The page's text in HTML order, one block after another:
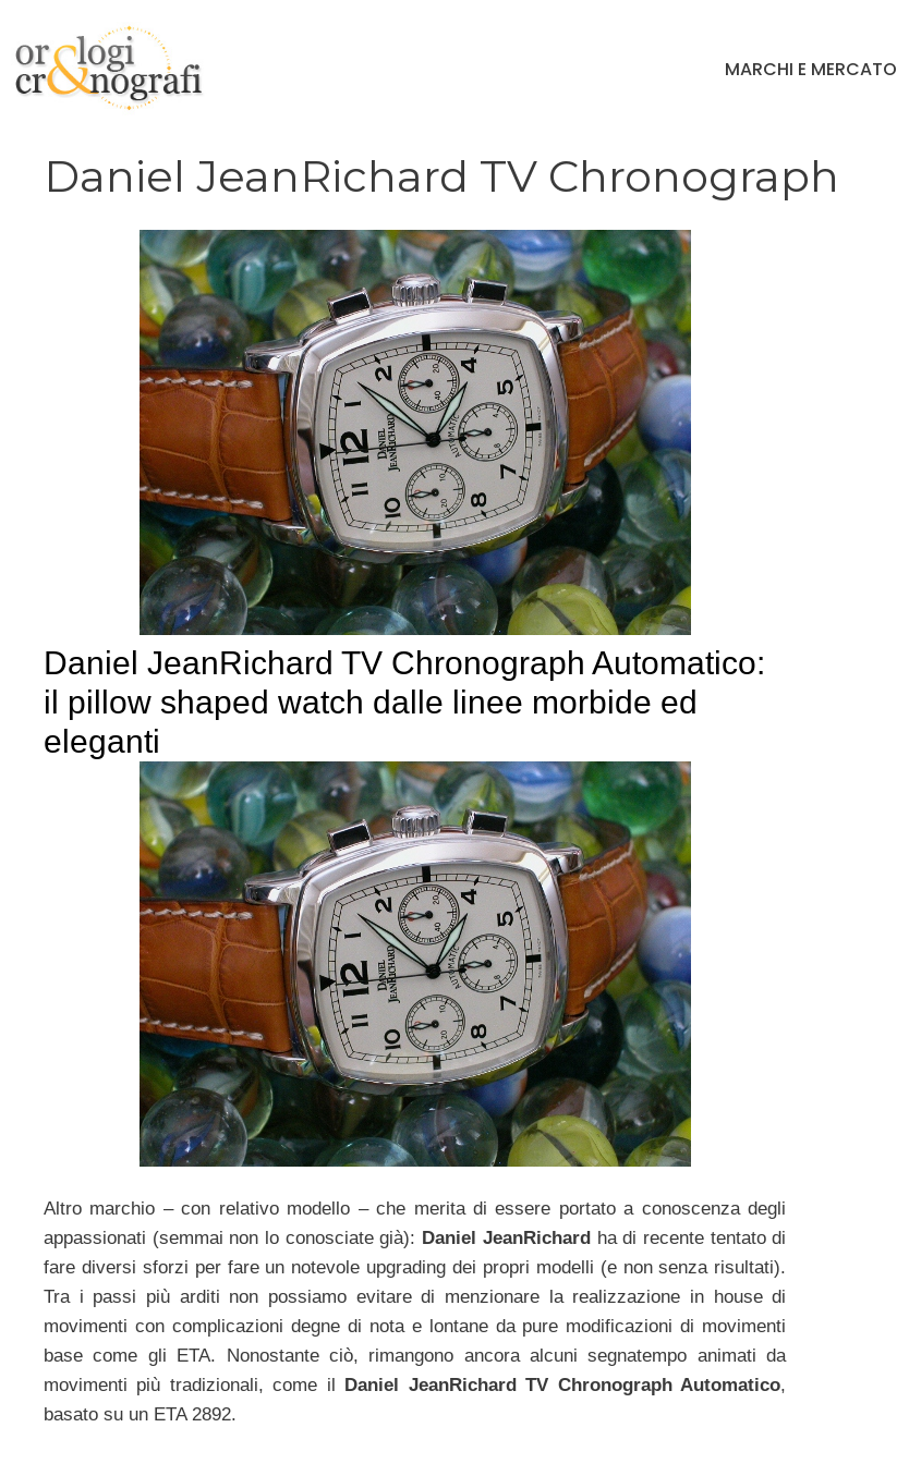
contenuto
MARCHI E MERCATO
Daniel JeanRichard TV Chronograph
Daniel JeanRichard TV Chronograph Automatico:
il pillow shaped watch dalle linee morbide ed
eleganti
Altro marchio – con relativo modello – che merita di essere portato a conoscenza degli
appassionati (semmai non lo conosciate già): Daniel JeanRichardha di recente tentato di
fare diversi sforzi per fare un notevole upgrading dei propri modelli (e non senza risultati).
Tra i passi più arditi non possiamo evitare di menzionare la realizzazione in house di
movimenti con complicazioni degne di nota e lontane da pure modificazioni di movimenti
base come gli ETA. Nonostante ciò, rimangono ancora alcuni segnatempo animati da
movimenti più tradizionali, come il Daniel JeanRichard TV Chronograph Automatico,
basato su un ETA 2892.